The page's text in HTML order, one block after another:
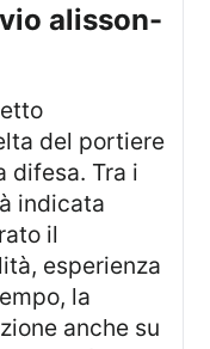
del portiere
difesa. Tra i
indicata
il
esperienza
la
anche su